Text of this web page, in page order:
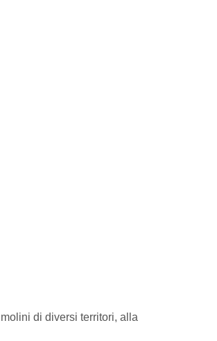
di diversi territori, alla